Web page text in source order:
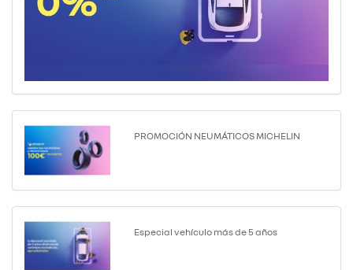
PROMOCIÓN NEUMÁTICOS MICHELIN
Especial vehículo más de 5 años